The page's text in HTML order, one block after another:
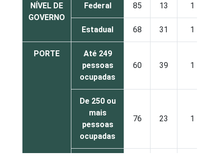
NÍVEL DE
GOVERNO
Federal 85 13 1
Estadual 68 31 1
PORTE
Até 249
pessoas
ocupadas
60 39 1
De 250 ou
mais
pessoas
ocupadas
76 23 1